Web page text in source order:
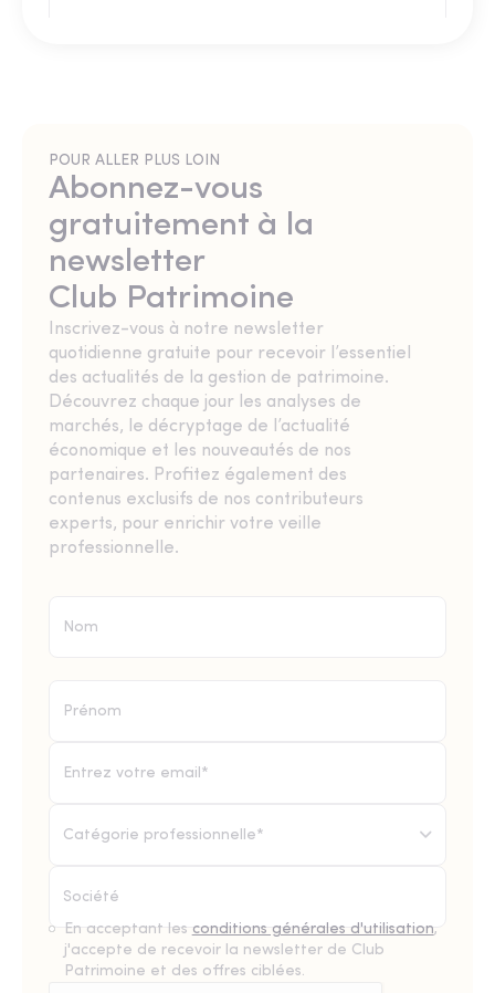
POUR ALLER PLUS LOIN
Abonnez-vous
gratuitement à la
newsletter
Club Patrimoine
Inscrivez-vous à notre newsletter
quotidienne gratuite pour recevoir l’essentiel
des actualités de la gestion de patrimoine.
Découvrez chaque jour les analyses de
marchés, le décryptage de l’actualité
économique et les nouveautés de nos
partenaires. Profitez également des
contenus exclusifs de nos contributeurs
experts, pour enrichir votre veille
professionnelle.
Catégorie professionnelle*
En acceptant les conditions générales d'utilisation,
j'accepte de recevoir la newsletter de Club
Patrimoine et des offres ciblées.